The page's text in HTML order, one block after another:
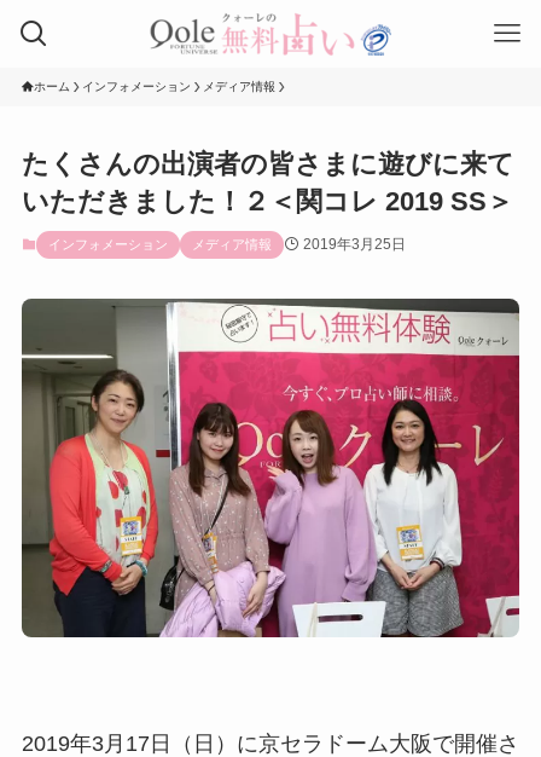
ホーム インフォメーション メディア情報
たくさんの出演者の皆さまに遊びに来て
いただきました！２＜関コレ 2019 SS＞
インフォメーション メディア情報 2019年3月25日
2019年3月17日（日）に京セラドーム大阪で開催さ